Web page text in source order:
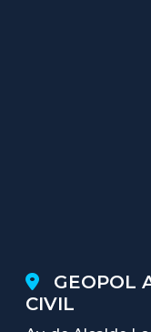
GEOPOL
CIVIL